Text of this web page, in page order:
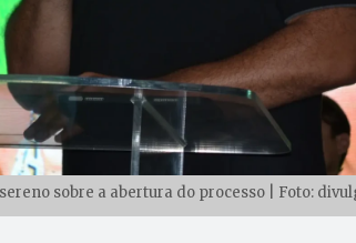
sobre a abertura do processo | Foto: